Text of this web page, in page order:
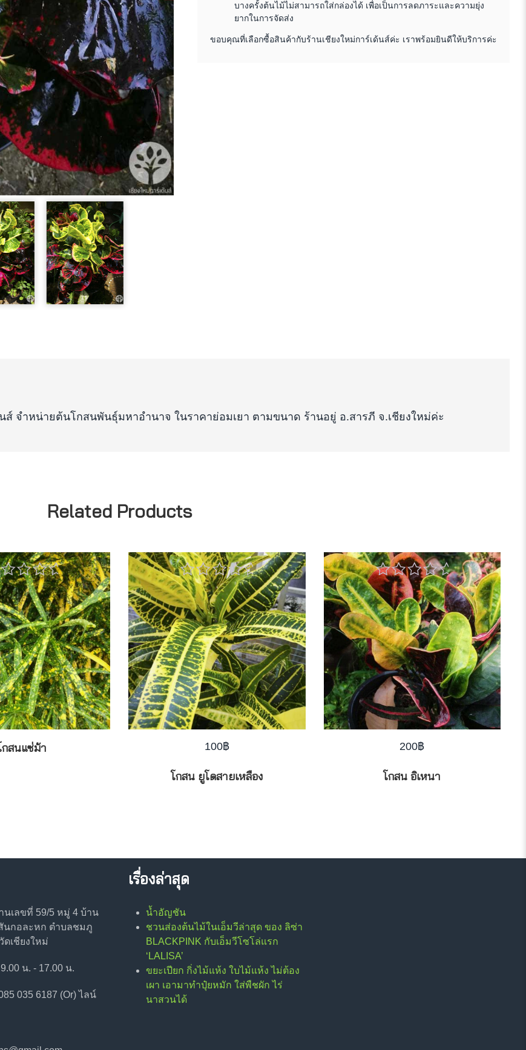
บางครั้งต้นไม้ไม่สามารถใส่กล่องได้ เพื่อเป็นการลดภาระและความยุ่ง
ยากในการจัดส่ง
ขอบคุณที่เลือกซื้อสินค้ากับร้านเชียงใหม่การ์เด้นส์ค่ะ เราพร้อมยินดีให้บริการค่ะ
ส์ จำหน่ายต้นโกสนพันธุ์มหาอำนาจ ในราคาย่อมเยา ตามขนาด ร้านอยู่ อ.​สารภี จ.​เชียงใหม่ค่ะ
Related Products
กสนแซ่ม้า
0
out
of
5
100฿
โกสน ยูโดสายเหลือง
0
out
of
5
200฿
โกสน อิเหนา
นเลขที่ 59/5 หมู่ 4 บ้าน
นกอละหก ตำบลชมภู
ดเชียงใหม่
9.00 น. - 17.00 น.
035 6187 (Or) ไลน์
เรื่องล่าสุด
น้ำอัญชัน
ชวนส่องต้นไม้ในเอ็มวีล่าสุด ของ ลิซ่า
BLACKPINK กับเอ็มวีโซโล่แรก
‘LALISA’
ขยะเปียก กิ่งไม้แห้ง ใบไม้แห้ง ไม่ต้อง
เผา เอามาทำปุ๋ยหมัก ใส่พืชผัก ไร่
นาสวนได้